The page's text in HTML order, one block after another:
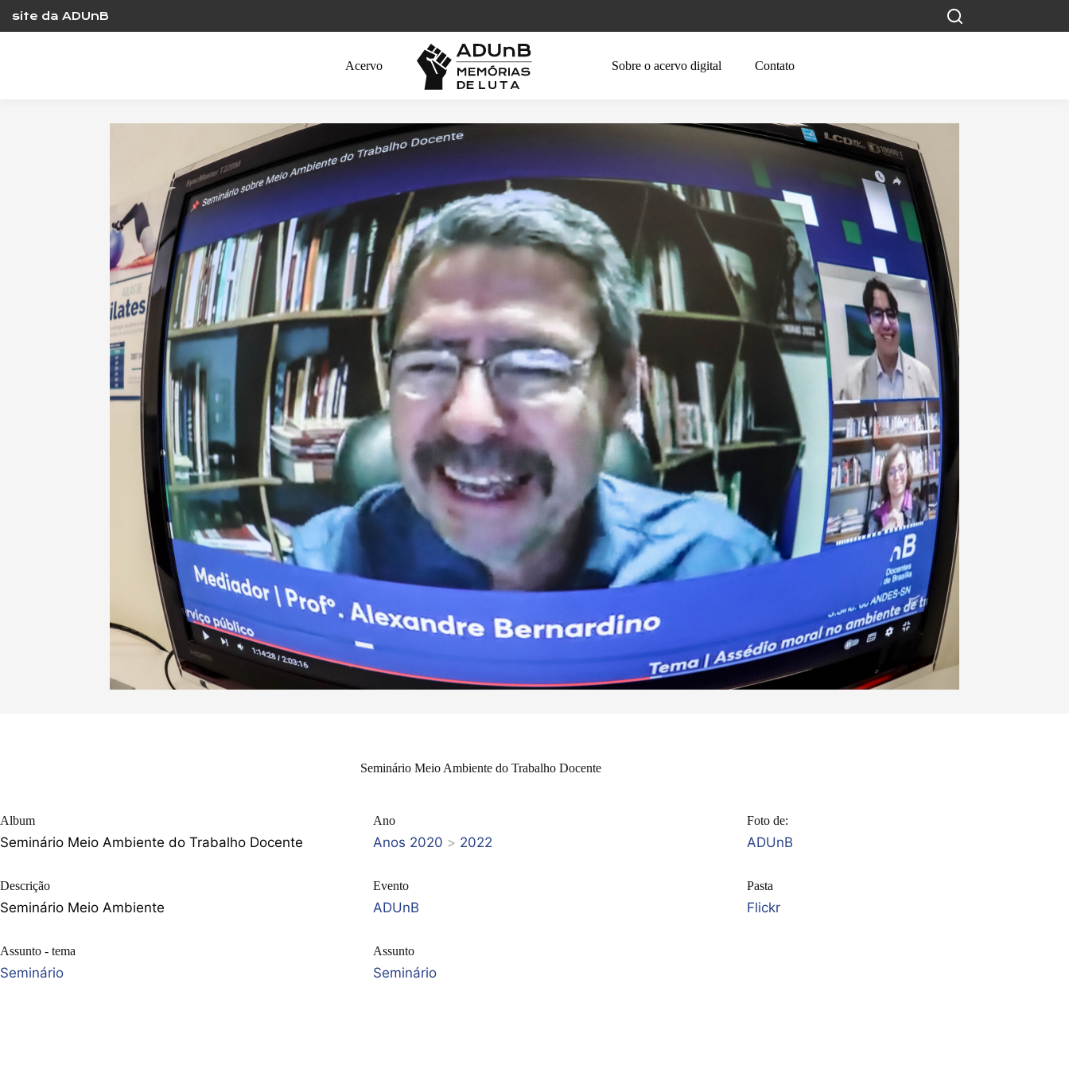
content
site da ADUnB
Acervo Sobre o acervo digital Contato
Seminário Meio Ambiente do Trabalho Docente
Album
Seminário Meio Ambiente do Trabalho Docente
Descrição
Seminário Meio Ambiente
Assunto - tema
Seminário
Ano
Anos 2020 > 2022
Evento
ADUnB
Assunto
Seminário
Foto de:
ADUnB
Pasta
Flickr